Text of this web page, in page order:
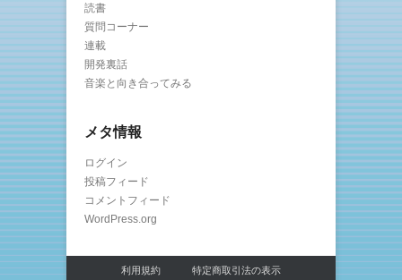
読書
質問コーナー
連載
開発裏話
音楽と向き合ってみる
メタ情報
ログイン
投稿フィード
コメントフィード
WordPress.org
利用規約 特定商取引法の表示